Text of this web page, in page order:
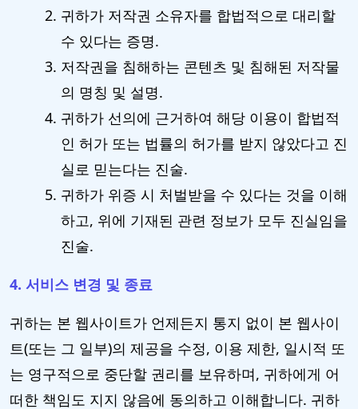
귀하가 저작권 소유자를 합법적으로 대리할
수 있다는 증명.
저작권을 침해하는 콘텐츠 및 침해된 저작물
의 명칭 및 설명.
귀하가 선의에 근거하여 해당 이용이 합법적
인 허가 또는 법률의 허가를 받지 않았다고 진
실로 믿는다는 진술.
귀하가 위증 시 처벌받을 수 있다는 것을 이해
하고, 위에 기재된 관련 정보가 모두 진실임을
진술.
4. 서비스 변경 및 종료
귀하는 본 웹사이트가 언제든지 통지 없이 본 웹사이
트(또는 그 일부)의 제공을 수정, 이용 제한, 일시적 또
는 영구적으로 중단할 권리를 보유하며, 귀하에게 어
떠한 책임도 지지 않음에 동의하고 이해합니다. 귀하